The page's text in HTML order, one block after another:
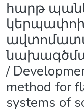
հարթ
/
method for
systems of